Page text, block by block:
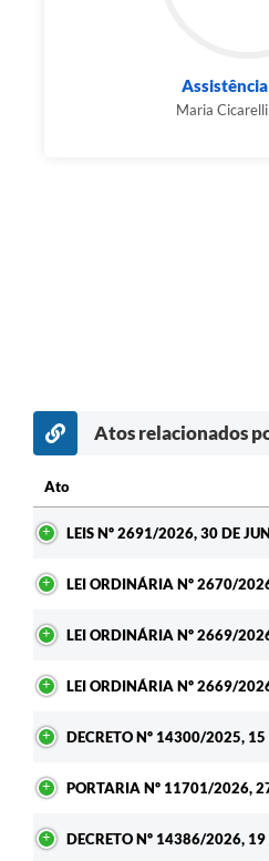
Maria
Atos relacionados
Ato
LEIS Nº 2691/2026, 30 DE
LEI ORDINÁRIA Nº 2670/
LEI ORDINÁRIA Nº 2669/
LEI ORDINÁRIA Nº 2669/
DECRETO Nº 14300/2025, 15
PORTARIA Nº 11701/2026,
DECRETO Nº 14386/2026,